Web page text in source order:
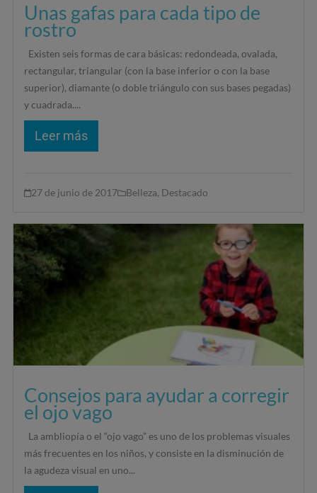
Unas gafas para cada tipo de
rostro
Existen seis formas de cara básicas: redondeada, ovalada,
rectangular, triangular (con la base inferior o con la base
superior), diamante (o doble triángulo con sus bases pegadas)
y cuadrada....
Leer más
27 de junio de 2017 Belleza, Destacado
Consejos para ayudar a corregir
el ojo vago
La ambliopía o el “ojo vago” es uno de los problemas visuales
más frecuentes en los niños, y consiste en la disminución de
la agudeza visual en uno...